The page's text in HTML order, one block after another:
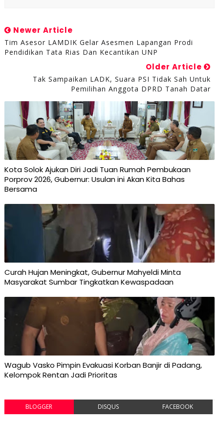
Newer Article
Tim Asesor LAMDIK Gelar Asesmen Lapangan Prodi
Pendidikan Tata Rias Dan Kecantikan UNP
Older Article
Tak Sampaikan LADK, Suara PSI Tidak Sah Untuk
Pemilihan Anggota DPRD Tanah Datar
Kota Solok Ajukan Diri Jadi Tuan Rumah Pembukaan
Porprov 2026, Gubernur: Usulan ini Akan Kita Bahas
Bersama
Curah Hujan Meningkat, Gubernur Mahyeldi Minta
Masyarakat Sumbar Tingkatkan Kewaspadaan
Wagub Vasko Pimpin Evakuasi Korban Banjir di Padang,
Kelompok Rentan Jadi Prioritas
BLOGGER DISQUS FACEBOOK